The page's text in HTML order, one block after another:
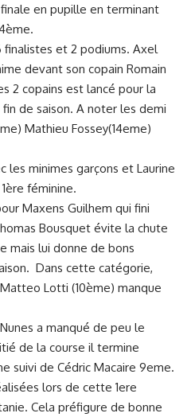
en pupille en terminant
finalistes et 2 podiums. Axel
devant son copain Romain
2 copains est lancé pour la
de saison. A noter les demi
Mathieu Fossey(14eme)
les minimes garçons et Laurine
féminine.
Maxens Guilhem qui fini
Bousquet évite la chute
mais lui donne de bons
Dans cette catégorie,
Lotti (10ème) manque
a manqué de peu le
de la course il termine
suivi de Cédric Macaire 9eme.
lors de cette 1ere
Cela préfigure de bonne